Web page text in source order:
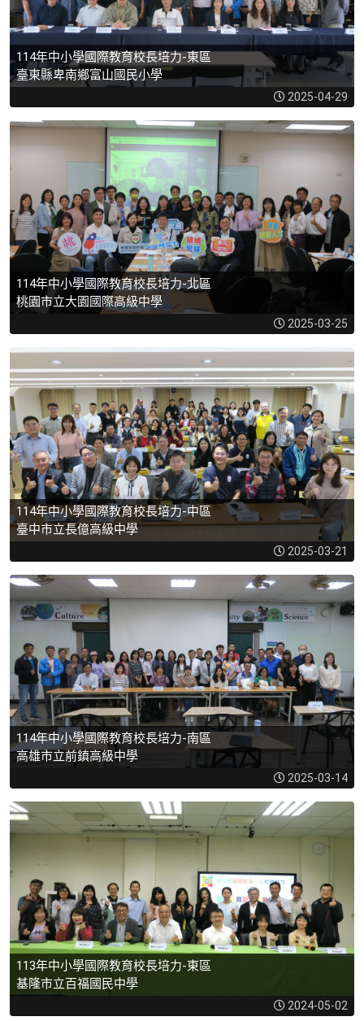
114年中小學國際教育校長培力-東區
臺東縣卑南鄉富山國民小學
2025-04-29
114年中小學國際教育校長培力-北區
桃園市立大園國際高級中學
2025-03-25
114年中小學國際教育校長培力-中區
臺中市立長億高級中學
2025-03-21
114年中小學國際教育校長培力-南區
高雄市立前鎮高級中學
2025-03-14
113年中小學國際教育校長培力-東區
基隆市立百福國民中學
2024-05-02